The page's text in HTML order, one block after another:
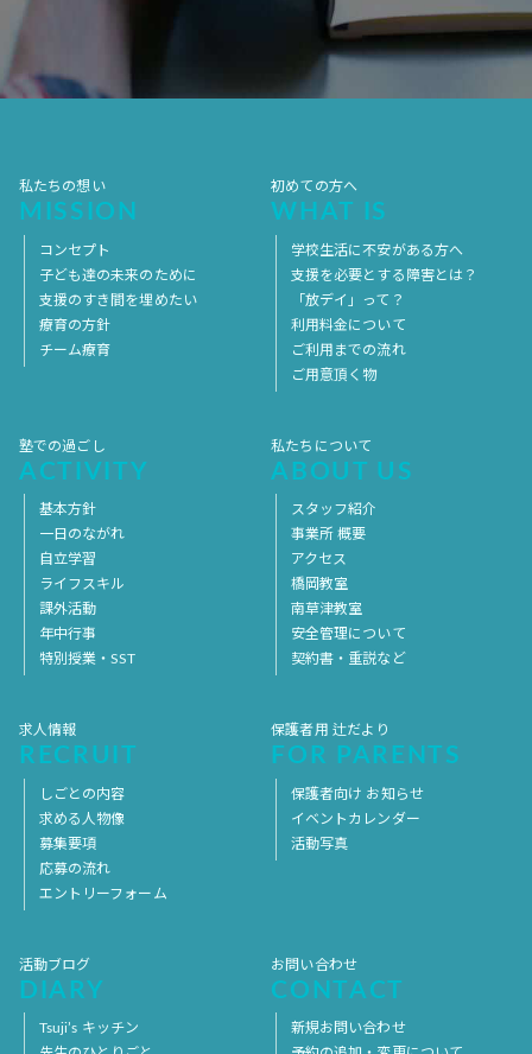
2017年5月
2017年4月
私たちの想い
MISSION
コンセプト
子ども達の未来のために
支援のすき間を埋めたい
療育の方針
チーム療育
初めての方へ
WHAT IS
学校生活に不安がある方へ
支援を必要とする障害とは？
「放デイ」って？
利用料金について
ご利用までの流れ
ご用意頂く物
塾での過ごし
ACTIVITY
基本方針
一日のながれ
自立学習
ライフスキル
課外活動
年中行事
特別授業・SST
私たちについて
ABOUT US
スタッフ紹介
事業所 概要
アクセス
橋岡教室
南草津教室
安全管理について
契約書・重説など
求人情報
RECRUIT
しごとの内容
求める人物像
募集要項
応募の流れ
エントリーフォーム
保護者用 辻だより
FOR PARENTS
保護者向け お知らせ
イベントカレンダー
活動写真
活動ブログ
DIARY
Tsuji’s キッチン
お問い合わせ
CONTACT
新規お問い合わせ